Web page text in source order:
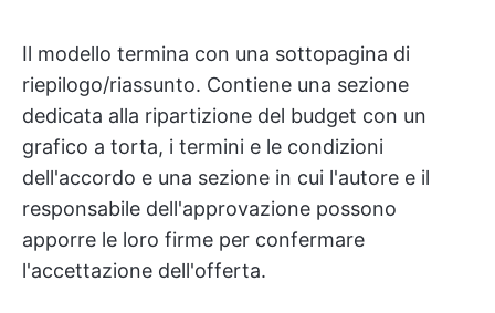
Il modello termina con una sottopagina di
riepilogo/riassunto. Contiene una sezione
dedicata alla ripartizione del budget con un
grafico a torta, i termini e le condizioni
dell'accordo e una sezione in cui l'autore e il
responsabile dell'approvazione possono
apporre le loro firme per confermare
l'accettazione dell'offerta.